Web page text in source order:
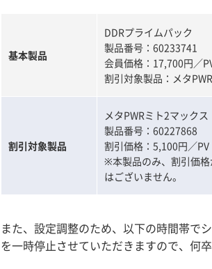
基本製品
DDRプライムパック
製品番号：60233741
会員価格：17,700円／
割引対象製品：メタ
割引対象製品
メタPWRミト2マックス
製品番号：60227868
割引価格：5,100円／PV
※本製品のみ、割引価
はございません。
また、設定調整のため、以下の時間帯で
を一時停止させていただきますので、何